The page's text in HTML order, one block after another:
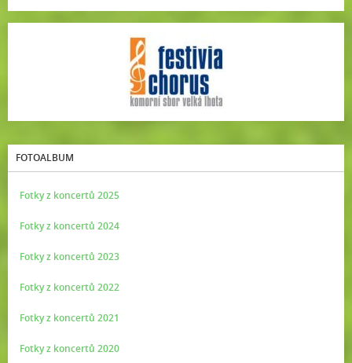
FOTOALBUM
Fotky z koncertů 2025
Fotky z koncertů 2024
Fotky z koncertů 2023
Fotky z koncertů 2022
Fotky z koncertů 2021
Fotky z koncertů 2020